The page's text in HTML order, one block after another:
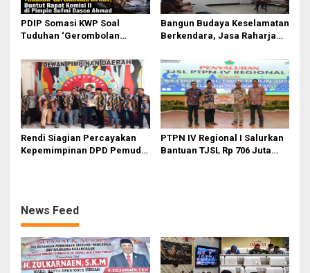
PDIP Somasi KWP Soal
Tuduhan ‘Gerombolan
II Dipimpin Sufmi Dasco
Ahmad
Bangun Budaya Keselamatan
Berkendara, Jasa Raharja
Pasifik Medan Industri
Rendi Siagian Percayakan
Kepemimpinan DPD Pemuda
PTPN IV Regional I Salurkan
Bantuan TJSL Rp 706 Juta
News Feed